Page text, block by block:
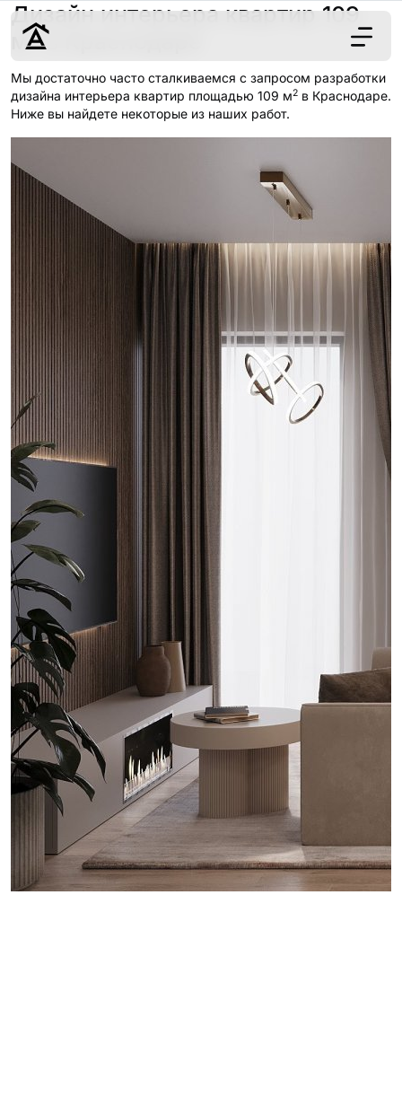
Дизайн
Ремонт
Цены
Наши работы
г. Краснодар
8 (861) 945-12-
34
Обсудить
Дизайн интерьера квартир 109
м2в Краснодаре
Мы достаточно часто сталкиваемся с запросом разработки
дизайна интерьера квартир площадью 109 м2 в Краснодаре.
Ниже вы найдете некоторые из наших работ.